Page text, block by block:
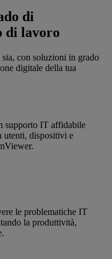
di
di lavoro
con soluzioni in grado
digitale della tua
supporto IT affidabile
utenti, dispositivi e
le problematiche IT
la produttività,